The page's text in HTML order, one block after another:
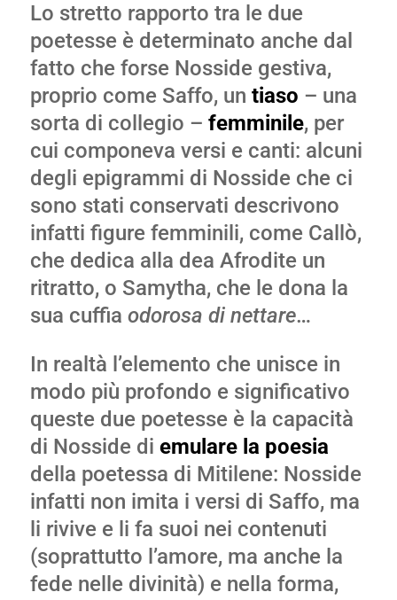
Lo stretto rapporto tra le due
poetesse è determinato anche dal
fatto che forse Nosside gestiva,
proprio come Saffo, un tiaso – una
sorta di collegio – femminile, per
cui componeva versi e canti: alcuni
degli epigrammi di Nosside che ci
sono stati conservati descrivono
infatti figure femminili, come Callò,
che dedica alla dea Afrodite un
ritratto, o Samytha, che le dona la
sua cuffia odorosa di nettare…
In realtà l’elemento che unisce in
modo più profondo e significativo
queste due poetesse è la capacità
di Nosside di emulare la poesia
della poetessa di Mitilene: Nosside
infatti non imita i versi di Saffo, ma
li rivive e li fa suoi nei contenuti
(soprattutto l’amore, ma anche la
fede nelle divinità) e nella forma,